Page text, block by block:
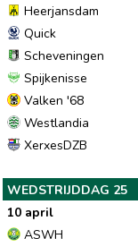
Heerjansdam
Quick
Scheveningen
Spijkenisse
Valken '68
Westlandia
XerxesDZB
WEDSTRIJDDAG 25
10 april
ASWH